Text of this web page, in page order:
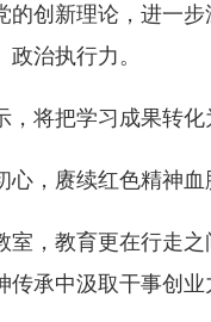
的创新理论，进一
治执行力。
把学习成果转化
，赓续红色精神血
教育更在行走之
传承中汲取干事创业